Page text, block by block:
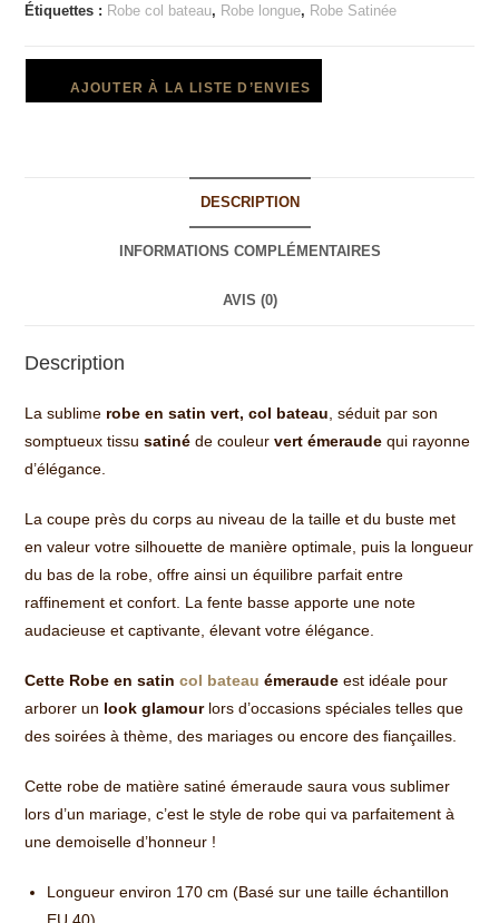
Étiquettes : Robe col bateau, Robe longue, Robe Satinée
AJOUTER À LA LISTE D’ENVIES
DESCRIPTION
INFORMATIONS COMPLÉMENTAIRES
AVIS (0)
Description
La sublime robe en satin vert, col bateau , séduit par son
somptueux tissusatiné de couleur vert émeraude qui rayonne
d’élégance.
La coupe près du corps au niveau de la taille et du buste met
en valeur votre silhouette de manière optimale, puis la longueur
du bas de la robe, offre ainsi un équilibre parfait entre
raffinement et confort. La fente basse apporte une note
audacieuse et captivante, élevant votre élégance.
Cette Robe en satincol bateau émeraude est idéale pour
arborer un look glamourlors d’occasions spéciales telles que
des soirées à thème, des mariages ou encore des fiançailles.
Cette robe de matière satiné émeraude saura vous sublimer
lors d’un mariage, c’est le style de robe qui va parfaitement à
une demoiselle d’honneur !
Longueur environ 170 cm (Basé sur une taille échantillon
EU 40)